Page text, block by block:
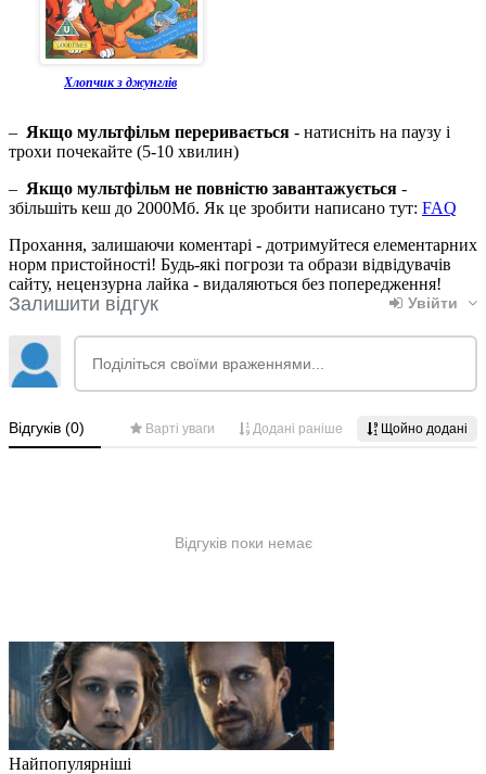
Хлопчик з джунглів
– Якщо мультфільм переривається - натисніть на паузу і
трохи почекайте (5-10 хвилин)
– Якщо мультфільм не повністю завантажується -
збільшіть кеш до 2000Мб. Як це зробити написано тут: FAQ
Прохання, залишаючи коментарі - дотримуйтеся елементарних
норм пристойності! Будь-які погрози та образи відвідувачів
сайту, нецензурна лайка - видаляються без попередження!
Найпопулярніші